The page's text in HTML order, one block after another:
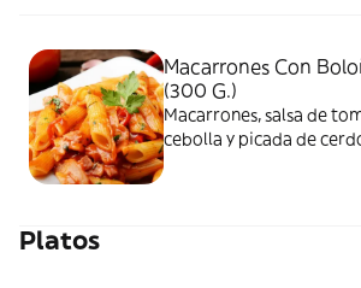
Macarrones Con
(300 G.)
Macarrones, salsa de
cebolla y picada de
Platos